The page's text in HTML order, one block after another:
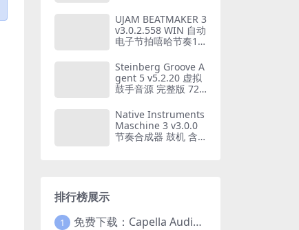
UJAM BEATMAKER 3
v3.0.2.558 WIN 自动
电子节拍嘻哈节奏17
支持WIN系统
Steinberg Groove A
gent 5 v5.2.20 虚拟
鼓手音源 完整版 72G
Native Instruments
Maschine 3 v3.0.0
节奏合成器 鼓机 含6
排行榜展示
1 免费下载：Capella Audio2score Pro v5.0 AI音频转乐谱扒谱软件 WIN+MAC